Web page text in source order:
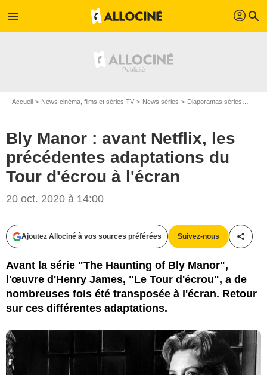
menu profil search
Accueil News cinéma, films et séries TV News séries Diaporamas séries
Bly Manor : avant Netflix, les
précédentes adaptations du
Tour d'écrou à l'écran
20 oct. 2020 à 14:00
Ajoutez Allociné à vos sources préférées Suivez-nous
Avant la série "The Haunting of Bly Manor",
l'œuvre d'Henry James, "Le Tour d'écrou", a de
nombreuses fois été transposée à l'écran. Retour
sur ces différentes adaptations.